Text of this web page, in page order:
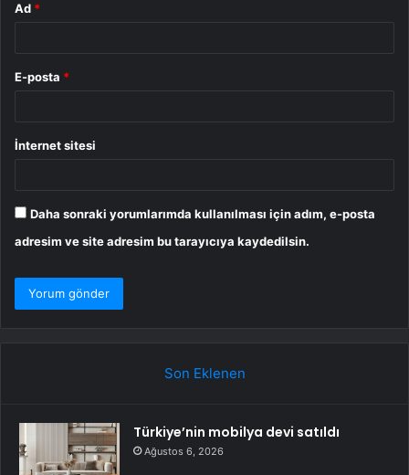
Ad *
E-posta *
İnternet sitesi
Daha sonraki yorumlarımda kullanılması için adım, e-posta
adresim ve site adresim bu tarayıcıya kaydedilsin.
Son Eklenen
Türkiye’nin mobilya devi satıldı
Ağustos 6, 2026